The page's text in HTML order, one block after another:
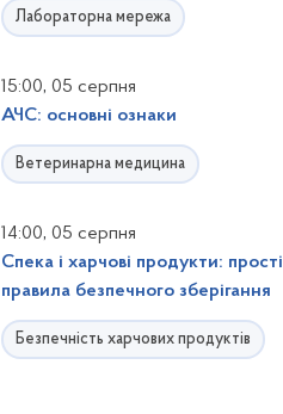
Лабораторна мережа
15:00, 05 серпня
АЧС: основні ознаки
Ветеринарна медицина
14:00, 05 серпня
Спека і харчові продукти: прості
правила безпечного зберігання
Безпечність харчових продуктів